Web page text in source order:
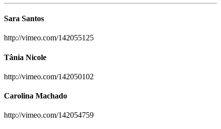
Sara Santos
http://vimeo.com/142055125
Tânia Nicole
http://vimeo.com/142050102
Carolina Machado
http://vimeo.com/142054759